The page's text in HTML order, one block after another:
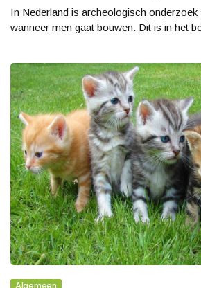
In Nederland is archeologisch
wanneer men gaat bouwen. Dit is in het
Algemeen